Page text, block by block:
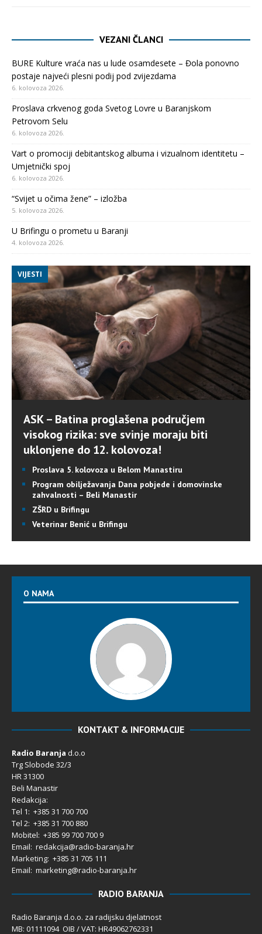
VEZANI ČLANCI
BURE Kulture vraća nas u lude osamdesete – Đola ponovno
postaje najveći plesni podij pod zvijezdama
6. kolovoza 2026.
Proslava crkvenog goda Svetog Lovre u Baranjskom
Petrovom Selu
6. kolovoza 2026.
Vart o promociji debitantskog albuma i vizualnom identitetu –
Umjetnički spoj
6. kolovoza 2026.
“Svijet u očima žene” – izložba
5. kolovoza 2026.
U Brifingu o prometu u Baranji
4. kolovoza 2026.
VIJESTI
ASK – Batina proglašena područjem
visokog rizika: sve svinje moraju biti
uklonjene do 12. kolovoza!
Proslava 5. kolovoza u Belom Manastiru
Program obilježavanja Dana pobjede i domovinske
zahvalnosti – Beli Manastir
ZŠRD u Brifingu
Veterinar Benić u Brifingu
O NAMA
KONTAKT & INFORMACIJE
Radio Baranja d.o.o
Trg Slobode 32/3
HR 31300
Beli Manastir
Redakcija:
Tel 1: +385 31 700 700
Tel 2: +385 31 700 880
Mobitel: +385 99 700 700 9
Email: redakcija@radio-baranja.hr
Marketing: +385 31 705 111
Email: marketing@radio-baranja.hr
RADIO BARANJA
Radio Baranja d.o.o. za radijsku djelatnost
MB: 01111094 OIB / VAT: HR49062762331